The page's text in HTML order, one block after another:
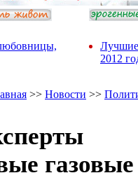
Лучшие
2012
>> Новости >>
газовые